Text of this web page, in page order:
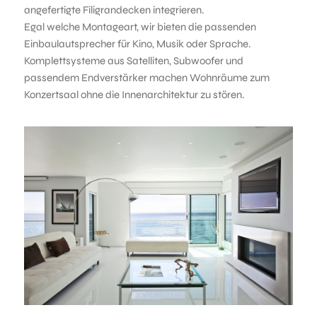
angefertigte Filigrandecken integrieren.
Egal welche Montageart, wir bieten die passenden
Einbaulautsprecher für Kino, Musik oder Sprache.
Komplettsysteme aus Satelliten, Subwoofer und
passendem Endverstärker machen Wohnräume zum
Konzertsaal ohne die Innenarchitektur zu stören.